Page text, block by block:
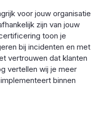
voor jouw organisatie
zijn van jouw
toon je
bij incidenten en met
vertrouwen dat klanten
vertellen wij je meer
binnen